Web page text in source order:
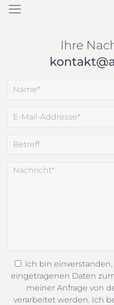
Ihre
Ich bin
eingetragenen Daten
meiner Anfrage von
verarbeitet werden. Ich